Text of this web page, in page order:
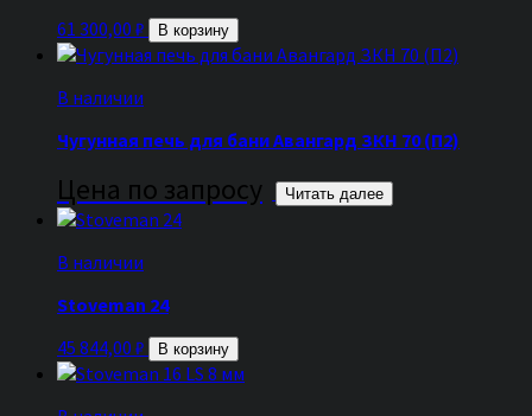
61 300,00 ₽ В корзину
В наличии
Чугунная печь для бани Авангард ЗКН 70 (П2)
Цена по запросу Читать далее
В наличии
Stoveman 24
45 844,00 ₽ В корзину